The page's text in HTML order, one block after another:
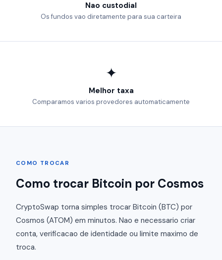
Nao custodial
Os fundos vao diretamente para sua carteira
✦
Melhor taxa
Comparamos varios provedores automaticamente
COMO TROCAR
Como trocar Bitcoin por Cosmos
CryptoSwap torna simples trocar Bitcoin (BTC) por
Cosmos (ATOM) em minutos. Nao e necessario criar
conta, verificacao de identidade ou limite maximo de
troca.